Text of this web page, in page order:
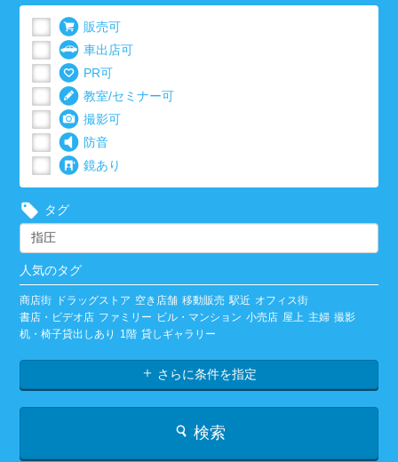
販売可
車出店可
PR可
教室/セミナー可
撮影可
防音
鏡あり
タグ
人気のタグ
商店街 ドラッグストア 空き店舗 移動販売 駅近 オフィス街
書店・ビデオ店 ファミリー ビル・マンション 小売店 屋上 主婦 撮影
机・椅子貸出しあり
1階 貸しギャラリー
さらに条件を指定
検索